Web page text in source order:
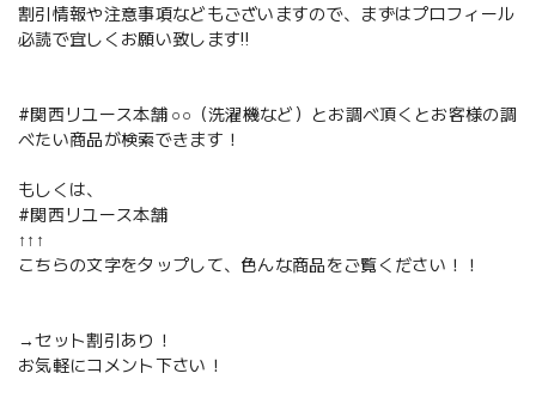
割引情報や注意事項などもございますので、まずはプロフィール
必読で宜しくお願い致します‼️
#関西リユース本舗 ○○（洗濯機など）とお調べ頂くとお客様の調
べたい商品が検索できます！
もしくは、
#関西リユース本舗
↑↑↑
こちらの文字をタップして、色んな商品をご覧ください！！
→セット割引あり！
お気軽にコメント下さい！